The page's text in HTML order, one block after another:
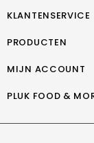
KLANTENSERVICE
PRODUCTEN
MIJN ACCOUNT
PLUK FOOD &